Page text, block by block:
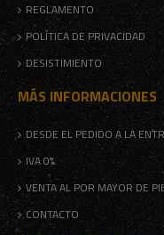
REGLAMENTO
POLÍTICA DE PRIVACIDAD
DESISTIMIENTO
MÁS INFORMACIONES
DESDE EL PEDIDO A LA
IVA 0%
VENTA AL POR MAYOR DE
CONTACTO